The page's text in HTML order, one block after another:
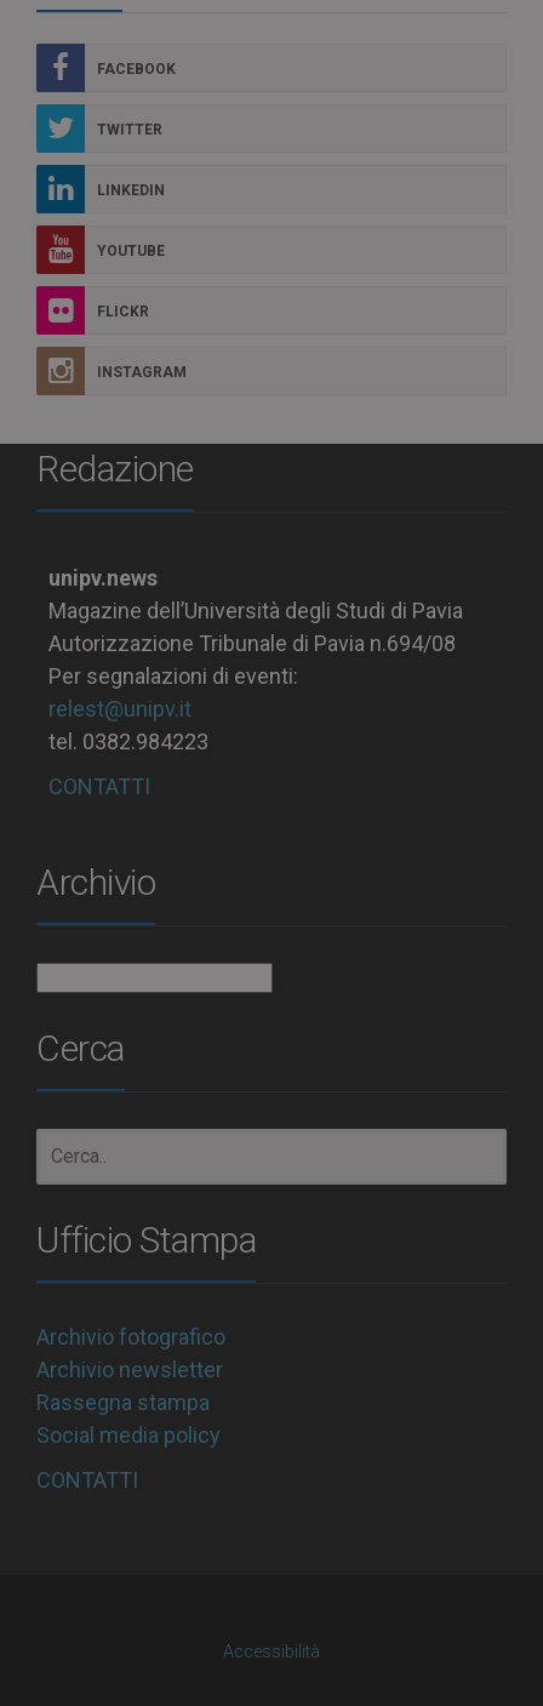
FACEBOOK
TWITTER
LINKEDIN
YOUTUBE
FLICKR
INSTAGRAM
Redazione
unipv.news
Magazine dell’Università degli Studi di Pavia
Autorizzazione Tribunale di Pavia n.694/08
Per segnalazioni di eventi:
relest@unipv.it
tel. 0382.984223
CONTATTI
Archivio
Cerca
Ufficio Stampa
Archivio fotografico
Archivio newsletter
Rassegna stampa
Social media policy
CONTATTI
Accessibilità